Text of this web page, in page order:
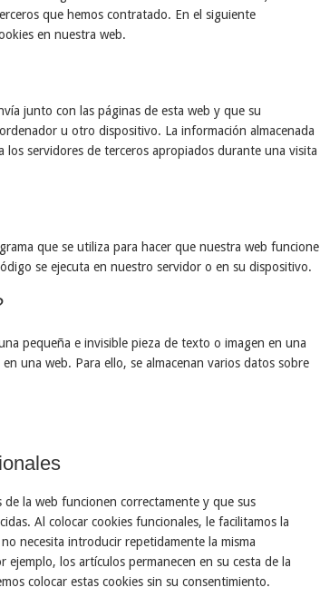
que hemos contratado. En el siguiente
en nuestra web.
junto con las páginas de esta web y que su
u otro dispositivo. La información almacenada
los servidores de terceros apropiados durante una visita
que se utiliza para hacer que nuestra web funcione
se ejecuta en nuestro servidor o en su dispositivo.
pequeña e invisible pieza de texto o imagen en una
una web. Para ello, se almacenan varios datos sobre
la web funcionen correctamente y que sus
Al colocar cookies funcionales, le facilitamos la
necesita introducir repetidamente la misma
los artículos permanecen en su cesta de la
colocar estas cookies sin su consentimiento.